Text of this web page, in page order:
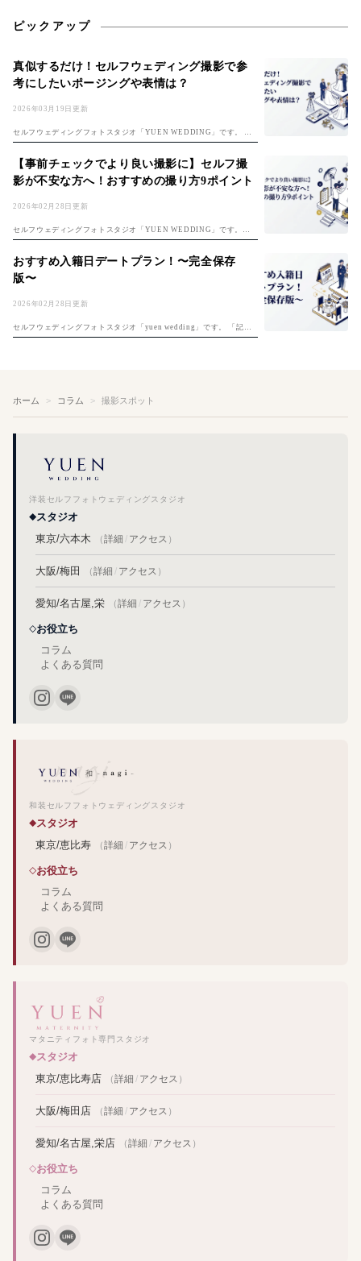
ピックアップ
2026年03月19日更新
真似するだけ！セルフウェディング撮影で参
考にしたいポージングや表情は？
セルフウェディングフォトスタジオ「YUEN WEDDING」です。 初
めてのセルフフォト！準備は「セルフ前撮り完全ガイド」、費用は
「フォトウェディング費用ガイド」もチェック。 楽しみな反面、 ・ど
んな...
2026年02月28日更新
【事前チェックでより良い撮影に】セルフ撮
影が不安な方へ！おすすめの撮り方9ポイント
セルフウェディングフォトスタジオ「YUEN WEDDING」です。セ
ルフ前撮りのコツは「セルフ前撮り完全ガイド」もご覧ください。 セ
ルフ撮影は自分たちで思い通りの撮影ができる反面、上手く撮れるか
不安な...
2026年02月28日更新
おすすめ入籍日デートプラン！〜完全保存
版〜
セルフウェディングフォトスタジオ「yuen wedding」です。 「記念
すべき夫婦1日目、何をしよう？」入籍日の決め方は「入籍日の決め
ホーム コラム 撮影スポット
洋装セルフフォトウェディングスタジオ
スタジオ
東京/六本木
（詳細 / アクセス ）
大阪/梅田 （詳細 / アクセス ）
愛知/名古屋,栄 （詳細 / アクセス ）
お役立ち
コラム
よくある質問
和装セルフフォトウェディングスタジオ
スタジオ
東京/恵比寿
（詳細 / アクセス ）
お役立ち
コラム
よくある質問
マタニティフォト専門スタジオ
スタジオ
東京/恵比寿店
（詳細 / アクセス ）
大阪/梅田店 （詳細 / アクセス ）
愛知/名古屋,栄店 （詳細 / アクセス ）
お役立ち
コラム
よくある質問